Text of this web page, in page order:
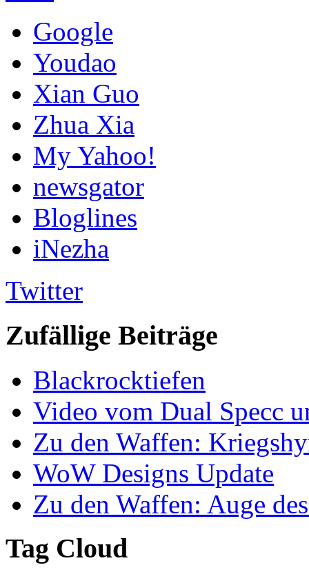
Google
Youdao
Xian Guo
Zhua Xia
My Yahoo!
newsgator
Bloglines
iNezha
Twitter
Zufällige Beiträge
Blackrocktiefen
Video vom Dual Specc
Zu den Waffen:
WoW Designs Update
Zu den Waffen: Auge
Tag Cloud